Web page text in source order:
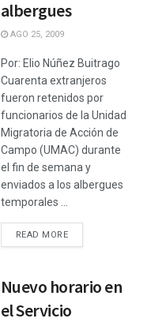
albergues
AGO 25, 2009
Por: Elio Núñez Buitrago
Cuarenta extranjeros
fueron retenidos por
funcionarios de la Unidad
Migratoria de Acción de
Campo (UMAC) durante
el fin de semana y
enviados a los albergues
temporales ...
READ MORE
Nuevo horario en
el Servicio